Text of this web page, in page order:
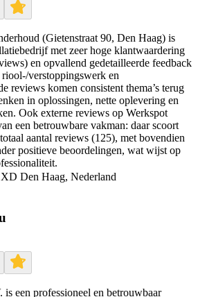
(Gietenstraat 90, Den Haag) is
met zeer hoge klantwaardering
en opvallend gedetailleerde feedback
verstoppingswerk en
reviews komen consistent thema’s terug
in oplossingen, nette oplevering en
Ook externe reviews op Werkspot
een betrouwbare vakman: daar scoort
aantal reviews (125), met bovendien
positieve beoordelingen, wat wijst op
Den Haag, Nederland
een professioneel en betrouwbaar